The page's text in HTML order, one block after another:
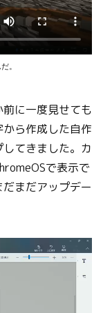
。
に一度見せても
ら作成した自作
てきました。カ
で表示で
まだアップデー